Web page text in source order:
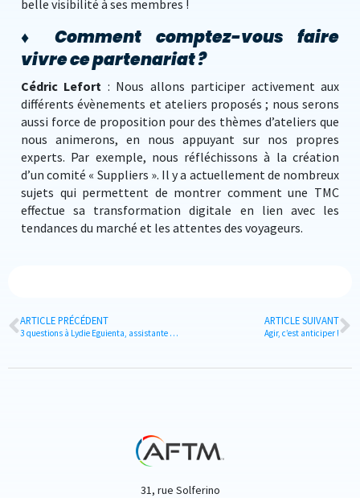
belle visibilité à ses membres !
♦
Comment comptez-vous faire
vivre ce partenariat ?
Cédric Lefort : Nous allons participer activement aux
différents évènements et ateliers proposés ; nous serons
aussi force de proposition pour des thèmes d’ateliers que
nous animerons, en nous appuyant sur nos propres
experts. Par exemple, nous réfléchissons à la création
d’un comité « Suppliers ». Il y a actuellement de nombreux
sujets qui permettent de montrer comment une TMC
effectue sa transformation digitale en lien avec les
tendances du marché et les attentes des voyageurs.
ARTICLE PRÉCÉDENT
3 questions à Lydie Eguienta, assistante de direction chez Lacoste
ARTICLE SUIVANT
Agir, c’est anticiper !
31, rue Solferino